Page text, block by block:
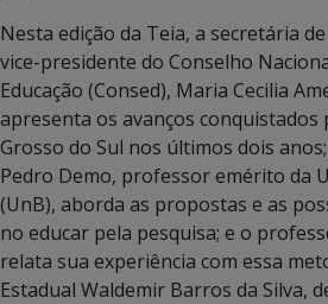
Nesta edição da Teia, a secretária
vice-presidente do Conselho
Educação (Consed), Maria Cecilia
apresenta os avanços conquistados
Grosso do Sul nos últimos dois
Pedro Demo, professor emérito da
(UnB), aborda as propostas e as
no educar pela pesquisa; e o
relata sua experiência com essa
Estadual Waldemir Barros da Silva,